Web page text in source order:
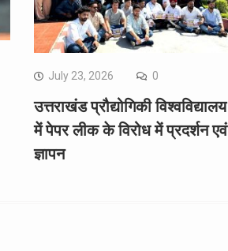
July 23, 2026 0
उत्तराखंड प्रौद्योगिकी विश्वविद्यालय
में पेपर लीक के विरोध में प्रदर्शन एवं
ज्ञापन